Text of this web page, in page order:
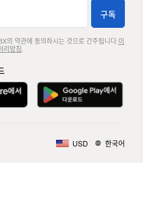
구독
의 약관에 동의하시는 것으로 간주됩니다. 이
리방침
USD 한국어